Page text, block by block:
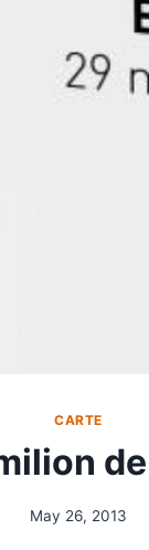
CARTE
May 26, 2013